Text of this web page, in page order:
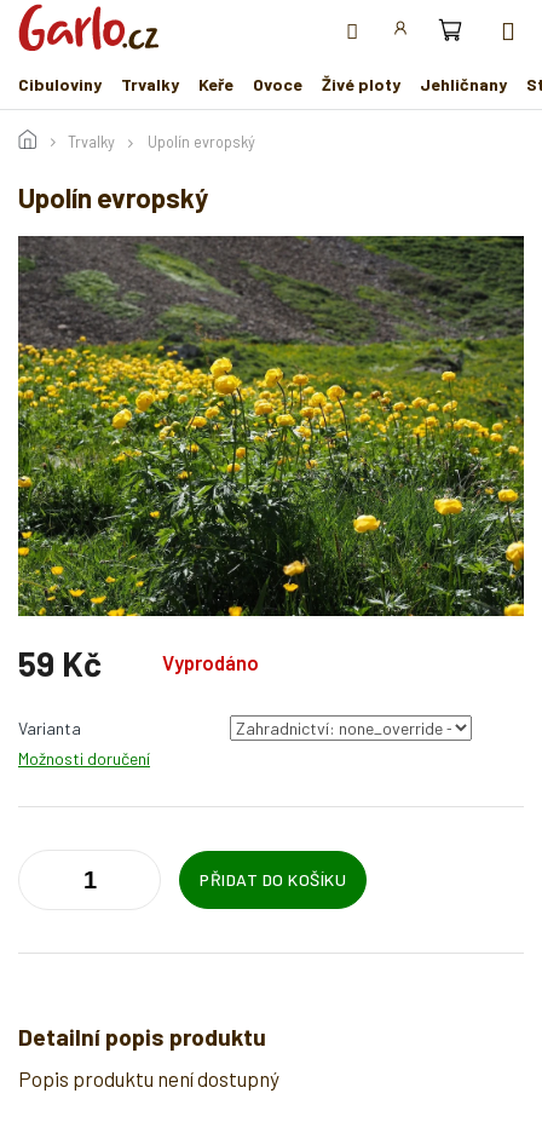
Přejít
obsah
Cibuloviny Trvalky Keře Ovoce Živé ploty Jehličnany
Trvalky Upolín evropský
Upolín evropský
59 Kč Vyprodáno
cena:
Varianta
Možnosti doručení
PŘIDAT DO KOŠÍKU
Detailní popis produktu
Popis produktu není dostupný